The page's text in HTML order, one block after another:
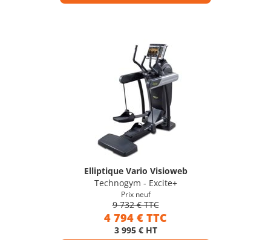
Elliptique Vario Visioweb
Technogym - Excite+
Prix neuf
9 732 € TTC
4 794 € TTC
3 995 € HT